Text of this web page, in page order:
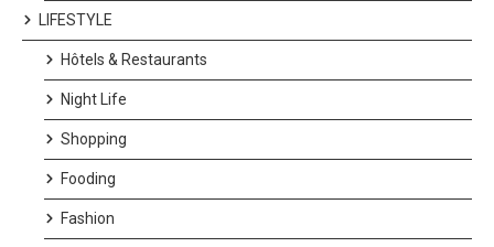
LIFESTYLE
Hôtels & Restaurants
Night Life
Shopping
Fooding
Fashion